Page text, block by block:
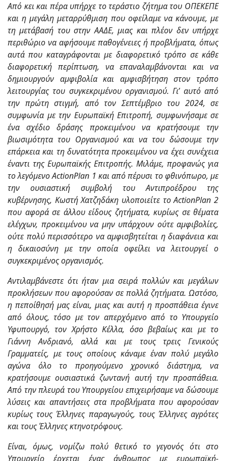
Από κει και πέρα υπήρχε το τεράστιο ζήτημα του ΟΠΕΚΕΠΕ
και η μεγάλη μεταρρύθμιση που οφείλαμε να κάνουμε, με
τη μετάβασή του στην ΑΑΔΕ, μιας και πλέον δεν υπήρχε
περιθώριο να αφήσουμε παθογένειες ή προβλήματα, όπως
αυτά που καταγράφονται με διαφορετικό τρόπο σε κάθε
διαφορετική περίπτωση, να επαναλαμβάνονται και να
δημιουργούν αμφιβολία και αμφισβήτηση στον τρόπο
λειτουργίας του συγκεκριμένου οργανισμού. Γι’ αυτό από
την πρώτη στιγμή, από τον Σεπτέμβριο του 2024, σε
συμφωνία με την Ευρωπαϊκή Επιτροπή, συμφωνήσαμε σε
ένα σχέδιο δράσης προκειμένου να κρατήσουμε την
βιωσιμότητα του Οργανισμού και να του δώσουμε την
επάρκεια και τη δυνατότητα προκειμένου να έχει συνέχεια
έναντι της Ευρωπαϊκής Επιτροπής. Μιλάμε, προφανώς για
το λεγόμενο ActionPlan 1 και από πέρυσι το φθινόπωρο, με
την ουσιαστική συμβολή του Αντιπροέδρου της
κυβέρνησης, Κωστή Χατζηδάκη υλοποιείτε το ActionPlan 2
που αφορά σε άλλου είδους ζητήματα, κυρίως σε θέματα
ελέγχων, προκειμένου να μην υπάρχουν ούτε αμφιβολίες,
ούτε πολύ περισσότερο να αμφισβητείται η διαφάνεια και
η δικαιοσύνη με την οποία οφείλει να λειτουργεί ο
συγκεκριμένος οργανισμός.
Αντιλαμβάνεστε ότι ήταν μια σειρά πολλών και μεγάλων
προκλήσεων που αφορούσαν σε πολλά ζητήματα. Ωστόσο,
η πεποίθησή μας είναι, μιας και αυτή η προσπάθεια έγινε
από όλους, τόσο με τον απερχόμενο από το Υπουργείο
Υφυπουργό, τον Χρήστο Κέλλα, όσο βεβαίως και με το
Γιάννη Ανδριανό, αλλά και με τους τρεις Γενικούς
Γραμματείς, με τους οποίους κάναμε έναν πολύ μεγάλο
αγώνα όλο το προηγούμενο χρονικό διάστημα, να
κρατήσουμε ουσιαστικά ζωντανή αυτή την προσπάθεια.
Από την πλευρά του Υπουργείου επιχειρήσαμε να δώσουμε
λύσεις και απαντήσεις στα προβλήματα που αφορούσαν
κυρίως τους Έλληνες παραγωγούς, τους Έλληνες αγρότες
και τους Έλληνες κτηνοτρόφους.
Είναι, όμως, νομίζω πολύ θετικό το γεγονός ότι στο
Υπουργείο έρχεται ένας άνθρωπος με ευρωπαϊκή-